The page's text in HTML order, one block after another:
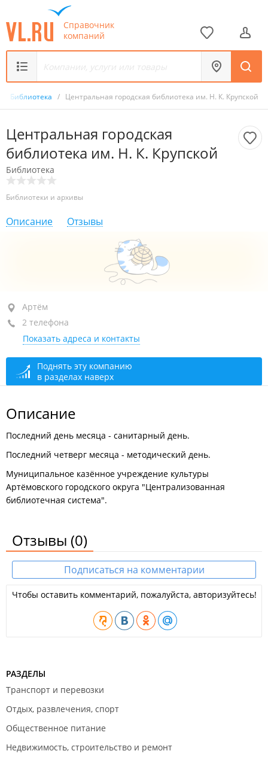
Справочник
компаний
Библиотека / Центральная городская библиотека им. Н. К. Крупской
Центральная городская
библиотека им. Н. К. Крупской
Библиотека
Библиотеки и архивы
Описание Отзывы
Артём, ул. Дзержинского, 12
+7 (423-37) 4-32-93
+7 (423-37) 4-74-72директор
открыто, закроется через 39 мин.
Артём
2 телефона
Показать адреса и контакты
Поднять эту компанию
в разделах наверх
Описание
Последний день месяца - санитарный день.
Последний четверг месяца - методический день.
Муниципальное казённое учреждение культуры
Артёмовского городского округа "Централизованная
библиотечная система".
Отзывы (0)
Подписаться на комментарии
Чтобы оставить комментарий, пожалуйста, авторизуйтесь!
РАЗДЕЛЫ
Транспорт и перевозки
Отдых, развлечения, спорт
Общественное питание
Недвижимость, строительство и ремонт